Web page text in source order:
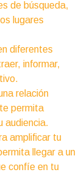
de búsqueda,
lugares
diferentes
informar,
relación
permita
audiencia.
amplificar tu
llegar a un
confíe en tu